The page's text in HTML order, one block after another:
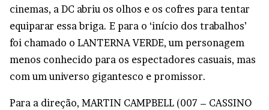
cinemas, a DC abriu os olhos e os cofres para tentar
equiparar essa briga. E para o ‘início dos trabalhos’
foi chamado o LANTERNA VERDE, um personagem
menos conhecido para os espectadores casuais, mas
com um universo gigantesco e promissor.
Para a direção, MARTIN CAMPBELL (007 – CASSINO